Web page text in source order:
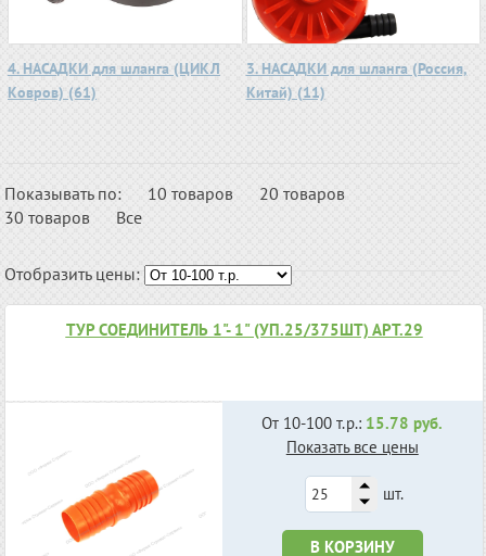
4. НАСАДКИ для шланга (ЦИКЛ
Ковров) (61)
3. НАСАДКИ для шланга (Россия,
Китай) (11)
Показывать по: 10 товаров
20 товаров
30 товаров
Все
Отобразить цены:
ТУР СОЕДИНИТЕЛЬ 1"- 1" (УП.25/375ШТ) АРТ.29
От 10-100 т.р.: 15.78 руб.
Показать все цены
шт.
В КОРЗИНУ